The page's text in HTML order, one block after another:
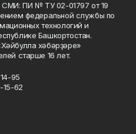
СМИ: ПИ № ТУ 02-01797 от 19
федеральной службы по
технологий и
Башкортостан.
хәбәрҙәре»
старше 16 лет.
95
15-62